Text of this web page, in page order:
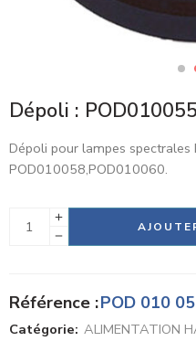
Dépoli : POD010055
Dépoli pour lampes
POD010058,POD010060.
Alternative:
Référence :POD 010
Catégorie: ALIMENTATION